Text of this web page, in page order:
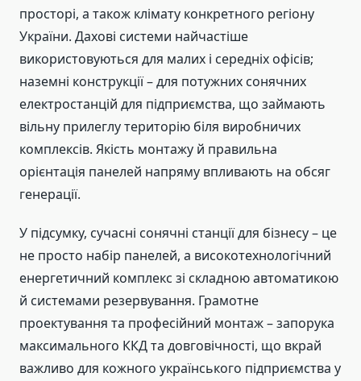
просторі, а також клімату конкретного регіону
України. Дахові системи найчастіше
використовуються для малих і середніх офісів;
наземні конструкції – для потужних сонячних
електростанцій для підприємства, що займають
вільну прилеглу територію біля виробничих
комплексів. Якість монтажу й правильна
орієнтація панелей напряму впливають на обсяг
генерації.
У підсумку, сучасні сонячні станції для бізнесу – це
не просто набір панелей, а високотехнологічний
енергетичний комплекс зі складною автоматикою
й системами резервування. Грамотне
проектування та професійний монтаж – запорука
максимального ККД та довговічності, що вкрай
важливо для кожного українського підприємства у